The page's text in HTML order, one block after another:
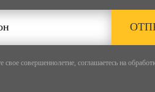
совершеннолетие, соглашаетесь на